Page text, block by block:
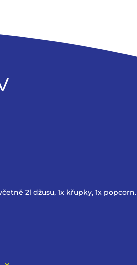
2l džusu, 1x křupky, 1x popcorn.